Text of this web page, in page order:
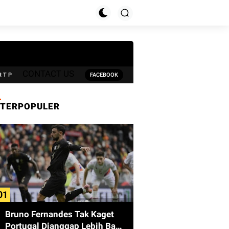
T P FACEBOOK
TERPOPULER
Bruno Fernandes Tak Kaget
Portugal Dianggap Lebih Baik